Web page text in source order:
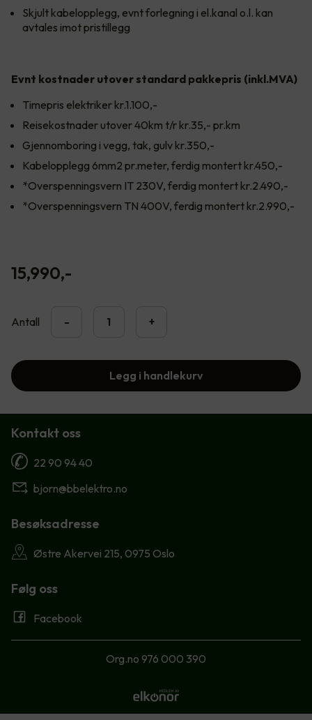
Skjult kabelopplegg, evnt forlegning i el.kanal o.l. kan
avtales imot pristillegg
Evnt kostnader utover standard pakkepris (inkl.MVA)
Timepris elektriker kr.1.100,-
Reisekostnader utover 40km t/r kr.35,- pr.km
Gjennomboring i vegg, tak, gulv kr.350,-
Kabelopplegg 6mm2 pr.meter, ferdig montert kr.450,-
*Overspenningsvern IT 230V, ferdig montert kr.2.490,-
*Overspenningsvern TN 400V, ferdig montert kr.2.990,-
15,990,-
Antall - +
Legg i handlekurv
Kontakt oss
22 90 94 40
bjorn@bbelektro.no
Besøksadresse
Østre Akervei 215, 0975 Oslo
Følg oss
Facebook
Org.no 976 000 390